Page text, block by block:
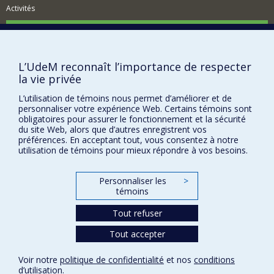
Activités
Comment soutenir le Département?
Plan du site
Signaler une erreur
Accessibilité
FACULTÉ DES ARTS ET DES SCIENCES
Nos départements et écoles
Université de
L’UdeM reconnaît l’importance de respecter
la vie privée
L’utilisation de témoins nous permet d’améliorer et de
personnaliser votre expérience Web. Certains témoins sont
obligatoires pour assurer le fonctionnement et la sécurité
du site Web, alors que d’autres enregistrent vos
préférences. En acceptant tout, vous consentez à notre
utilisation de témoins pour mieux répondre à vos besoins.
Personnaliser les
témoins
>
Tout refuser
Tout accepter
Voir notre politique de confidentialité et nos conditions
d’utilisation.